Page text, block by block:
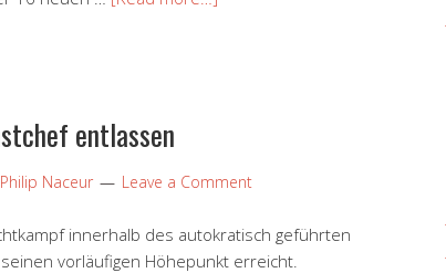
entlassen
Naceur Leave a Comment
innerhalb des autokratisch geführten
vorläufigen Höhepunkt erreicht.